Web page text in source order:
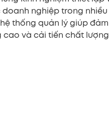
nghiệp trong
thống quản lý giúp
cao và cải tiến chất